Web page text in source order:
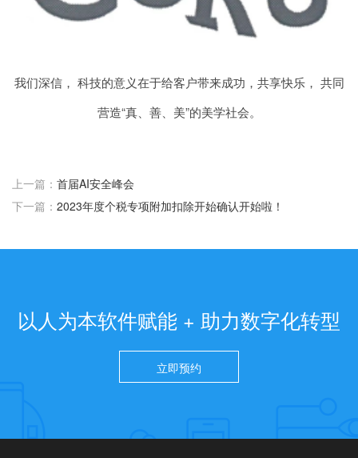
我们深信， 科技的意义在于给客户带来成功，共享快乐， 共同
营造“真、善、美”的美学社会。
上一篇： 首届AI安全峰会
下一篇： 2023年度个税专项附加扣除开始确认开始啦！
以人为本软件赋能 + 助力数字化转型
立即预约